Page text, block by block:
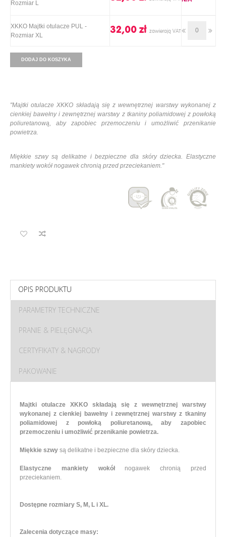
Rozmiar L
XKKO Majtki otulacze PUL -
Rozmiar XL
32,00 ‎zł
DODAJ DO KOSZYKA
"Majtki otulacze XKKO składają się z wewnętrznej warstwy wykonanej z
cienkiej bawełny i zewnętrznej warstwy z tkaniny poliamidowej z powłoką
poliuretanową, aby zapobiec przemoczeniu i umożliwić przenikanie
powietrza.
Miękkie szwy są delikatne i bezpieczne dla skóry dziecka. Elastyczne
mankiety wokół nogawek chronią przed przeciekaniem."
OPIS PRODUKTU
PARAMETRY TECHNICZNE
PRANIE & PIELĘGNACJA
CERTYFIKATY & NAGRODY
PAKOWANIE
Majtki otulacze XKKO składają się z wewnętrznej warstwy
wykonanej z cienkiej bawełny i zewnętrznej warstwy z tkaniny
poliamidowej z powłoką poliuretanową, aby zapobiec
przemoczeniu i umożliwić przenikanie powietrza.
Miękkie szwy są delikatne i bezpieczne dla skóry dziecka.
Elastyczne mankiety wokółnogawek chronią przed
przeciekaniem.
Dostępne rozmiary S, M, L i XL.
Zalecenia dotyczące masy: